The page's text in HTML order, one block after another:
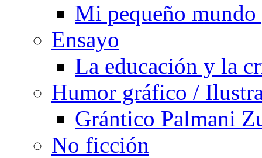
Mi pequeño
Ensayo
La educación y la
Humor gráfico /
Grántico Palmani
No ficción